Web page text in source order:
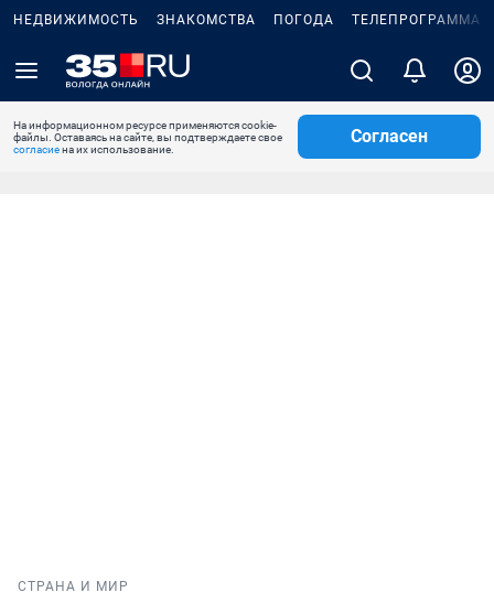
НЕДВИЖИМОСТЬ ЗНАКОМСТВА ПОГОДА ТЕЛЕПРОГРАММА
На информационном ресурсе применяются cookie-
файлы. Оставаясь на сайте, вы подтверждаете свое
согласиена их использование.
Согласен
СТРАНА И МИР